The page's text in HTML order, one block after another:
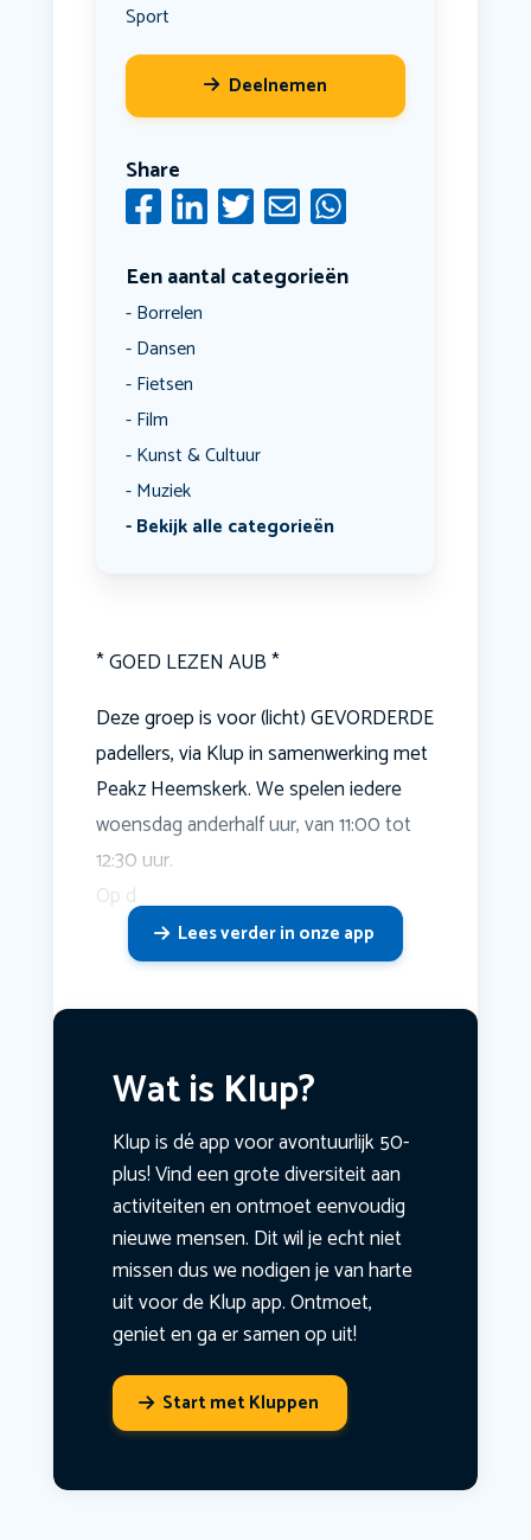
Sport
Deelnemen
Share
Een aantal categorieën
Borrelen
Dansen
Fietsen
Film
Kunst & Cultuur
Muziek
Bekijk alle categorieën
* GOED LEZEN AUB *
Deze groep is voor (licht) GEVORDERDE
padellers, via Klup in samenwerking met
Peakz Heemskerk. We spelen iedere
woensdag anderhalf uur, van 11:00 tot
12:30 uur.
Op d
Lees verder in onze app
Wat is Klup?
Klup is dé app voor avontuurlijk 50-
plus! Vind een grote diversiteit aan
activiteiten en ontmoet eenvoudig
nieuwe mensen. Dit wil je echt niet
missen dus we nodigen je van harte
uit voor de Klup app. Ontmoet,
geniet en ga er samen op uit!
Start met Kluppen